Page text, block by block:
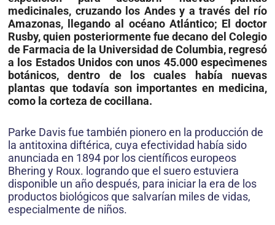
medicinales, cruzando los Andes y a través del río
Amazonas, llegando al océano Atlántico; El doctor
Rusby, quien posteriormente fue decano del Colegio
de Farmacia de la Universidad de Columbia, regresó
a los Estados Unidos con unos 45.000 especìmenes
botánicos, dentro de los cuales había nuevas
plantas que todavía son importantes en medicina,
como la corteza de cocillana.
Parke Davis fue también pionero en la producción de
la antitoxina diftérica, cuya efectividad había sido
anunciada en 1894 por los científicos europeos
Bhering y Roux. logrando que el suero estuviera
disponible un año después, para iniciar la era de los
productos biológicos que salvarían miles de vidas,
especialmente de niños.